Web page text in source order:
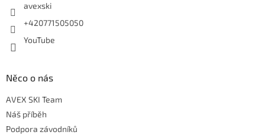
avexski
+420771505050
YouTube
Něco o nás
AVEX SKI Team
Náš příběh
Podpora závodníků